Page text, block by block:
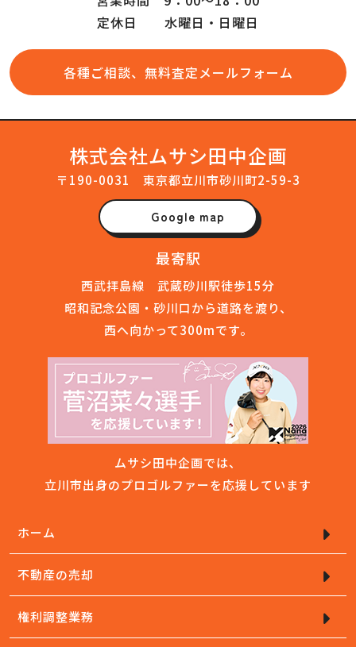
定休日 水曜日・日曜日
各種ご相談、無料査定メールフォーム
株式会社ムサシ田中企画
〒190-0031 東京都立川市砂川町2-59-3
Google map
最寄駅
西武拝島線 武蔵砂川駅徒歩15分
昭和記念公園・砂川口から道路を渡り、
西へ向かって300mです。
ムサシ田中企画では、
立川市出身のプロゴルファーを応援しています
ホーム
不動産の売却
権利調整業務